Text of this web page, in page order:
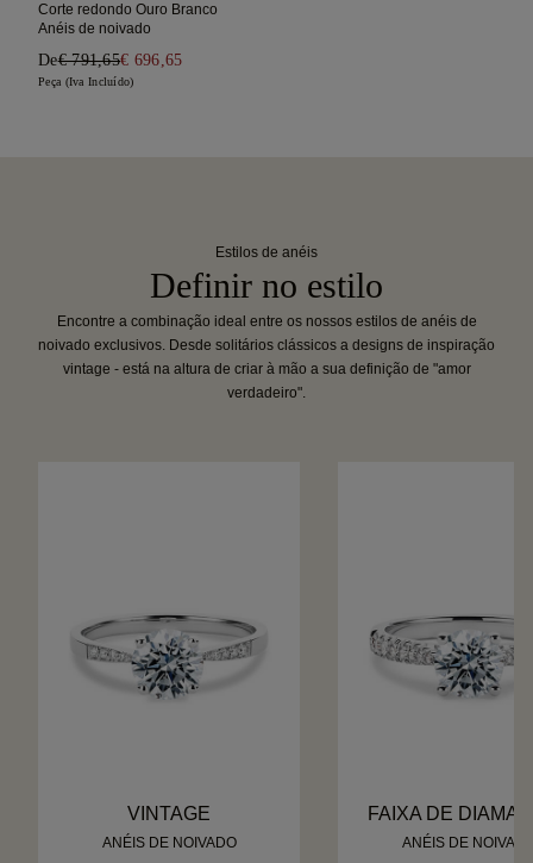
Corte redondo Ouro Branco
Anéis de noivado
De€ 791,65€ 696,65
Peça (Iva Incluído)
Estilos de anéis
Definir no estilo
Encontre a combinação ideal entre os nossos estilos de anéis de
noivado exclusivos. Desde solitários clássicos a designs de inspiração
vintage - está na altura de criar à mão a sua definição de "amor
verdadeiro".
VINTAGE
ANÉIS DE NOIVADO
FAIXA DE
ANÉIS DE